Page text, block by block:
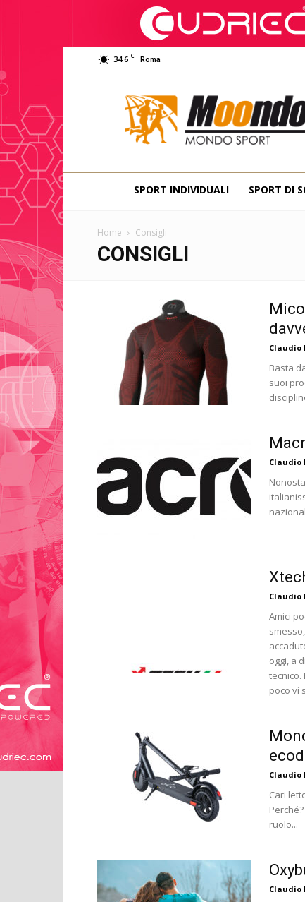
34.6 C Roma
Moondo
Sport
SPORT INDIVIDUALI SPORT DI
Home Consigli
CONSIGLI
Claudio
Basta
suoi
Claudio
Claudio
Amici
oggi, a
tecnico.
poco vi
Claudio
Cari
ruolo...
Claudio